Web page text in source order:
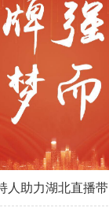
人助力湖北直播带